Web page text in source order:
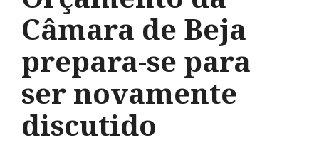
Câmara de Beja
prepara-se para
ser novamente
discutido